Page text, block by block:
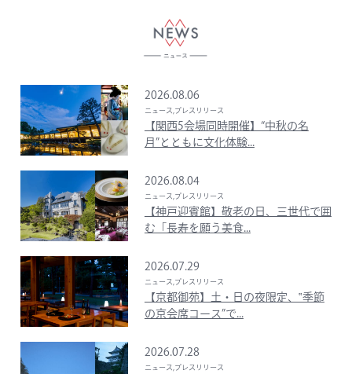
2026.08.06
ニュース,プレスリリース
【関西5会場同時開催】“中秋の名
月”とともに文化体験...
2026.08.04
ニュース,プレスリリース
【神戸迎賓館】敬老の日、三世代で囲
む「長寿を願う美食...
2026.07.29
ニュース,プレスリリース
【京都御苑】土・日の夜限定、‟季節
の京会席コース”で...
2026.07.28
ニュース,プレスリリース